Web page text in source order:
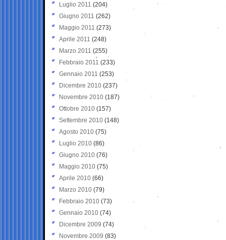
Luglio 2011 (204)
Giugno 2011 (262)
Maggio 2011 (273)
Aprile 2011 (248)
Marzo 2011 (255)
Febbraio 2011 (233)
Gennaio 2011 (253)
Dicembre 2010 (237)
Novembre 2010 (187)
Ottobre 2010 (157)
Settembre 2010 (148)
Agosto 2010 (75)
Luglio 2010 (86)
Giugno 2010 (76)
Maggio 2010 (75)
Aprile 2010 (66)
Marzo 2010 (79)
Febbraio 2010 (73)
Gennaio 2010 (74)
Dicembre 2009 (74)
Novembre 2009 (83)